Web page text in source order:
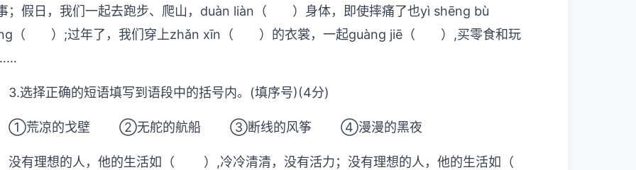
；假日，我们一起去跑步、爬山，duàn liàn（ ）身体，即使摔痛了也yì shēng bù
（ ）;过年了，我们穿上zhǎn xīn（ ）的衣裳，一起guàng jiē（ ）,买零食和玩
3.选择正确的短语填写到语段中的括号内。(填序号)(4分)
①荒凉的戈壁 ②无舵的航船 ③断线的风筝 ④漫漫的黑夜
没有理想的人，他的生活如（ ）,冷冷清清，没有活力；没有理想的人，他的生活如（